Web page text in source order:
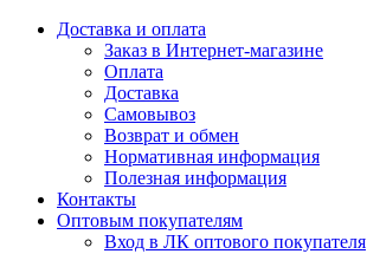
Доставка и оплата
Заказ в Интернет-магазине
Оплата
Доставка
Самовывоз
Возврат и обмен
Нормативная информация
Полезная информация
Контакты
Оптовым покупателям
Вход в ЛК оптового покупателя